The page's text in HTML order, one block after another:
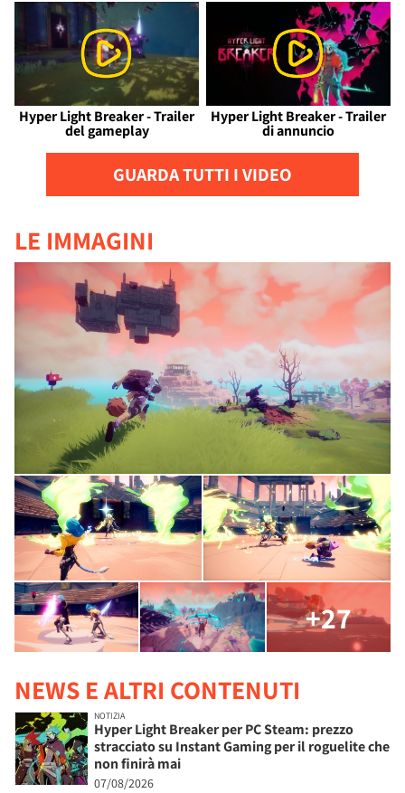
Hyper Light Breaker - Trailer
del gameplay
Hyper Light Breaker - Trailer
di annuncio
GUARDA TUTTI I VIDEO
LE IMMAGINI
+27
NEWS E ALTRI CONTENUTI
NOTIZIA
Hyper Light Breaker per PC Steam: prezzo
stracciato su Instant Gaming per il roguelite che
non finirà mai
07/08/2026